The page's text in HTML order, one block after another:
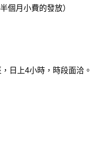
個月小費的發放）
日上4小時，時段面洽。